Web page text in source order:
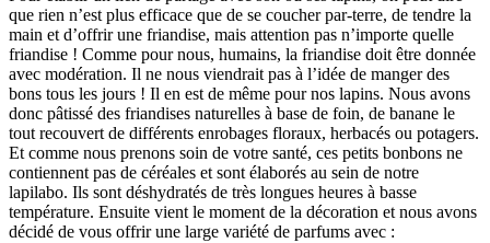
que rien n’est plus efficace que de se coucher par-terre, de tendre la
main et d’offrir une friandise, mais attention pas n’importe quelle
friandise ! Comme pour nous, humains, la friandise doit être donnée
avec modération. Il ne nous viendrait pas à l’idée de manger des
bons tous les jours ! Il en est de même pour nos lapins. Nous avons
donc pâtissé des friandises naturelles à base de foin, de banane le
tout recouvert de différents enrobages floraux, herbacés ou potagers.
Et comme nous prenons soin de votre santé, ces petits bonbons ne
contiennent pas de céréales et sont élaborés au sein de notre
lapilabo. Ils sont déshydratés de très longues heures à basse
température. Ensuite vient le moment de la décoration et nous avons
décidé de vous offrir une large variété de parfums avec :